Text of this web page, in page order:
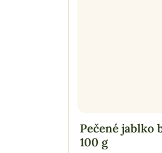
Pečené jablko
100 g